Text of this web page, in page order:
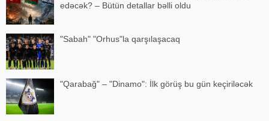
edəcək? – Bütün detallar bəlli oldu
"Sabah" "Orhus"la qarşılaşacaq
"Qarabağ" – "Dinamo": İlk görüş bu gün keçiriləcək